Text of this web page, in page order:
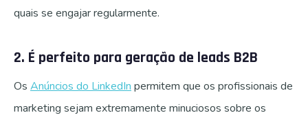
quais se engajar regularmente.
2. É perfeito para geração de leads B2B
Os Anúncios do LinkedIn permitem que os profissionais de
marketing sejam extremamente minuciosos sobre os